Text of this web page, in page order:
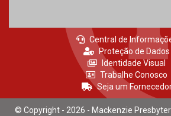
Central de
Proteção de Dados
Identidade Visual
Trabalhe Conosco
Seja um
© Copyright - 2026 - Mackenzie